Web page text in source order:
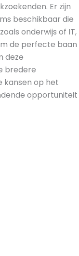
Er zijn
beschikbaar die
onderwijs of IT,
de perfecte baan
deze
bredere
kansen op het
opportuniteit